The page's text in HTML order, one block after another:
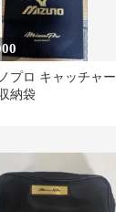
プロ キャッチャー
納袋